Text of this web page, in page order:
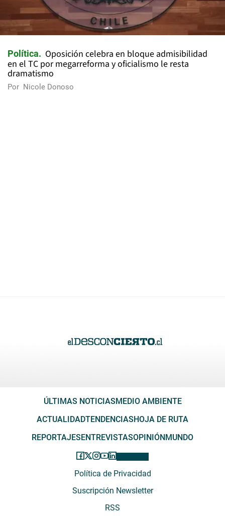
Política
Oposición celebra en bloque admisibilidad
en el TC por megarreforma y oficialismo le resta
dramatismo
Por Nicole Donoso
ÚLTIMAS NOTICIAS MEDIO AMBIENTE
ACTUALIDADTENDENCIAS HOJA DE RUTA
REPORTAJES ENTREVISTASOPINIÓN MUNDO
Política de Privacidad
Suscripción Newsletter
RSS